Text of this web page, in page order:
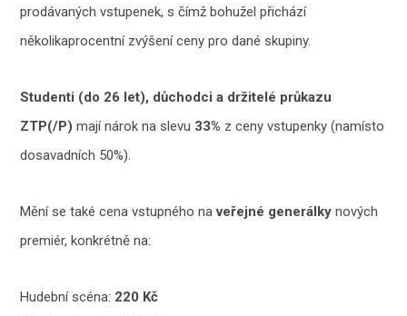
prodávaných vstupenek, s čímž bohužel přichází
několikaprocentní zvýšení ceny pro dané skupiny.
Studenti (do 26 let), důchodci a držitelé průkazu
ZTP(/P) mají nárok na slevu 33% z ceny vstupenky (namísto
dosavadních 50%).
Mění se také cena vstupného naveřejné generálkynových
premiér, konkrétně na:
Hudební scéna: 220 Kč